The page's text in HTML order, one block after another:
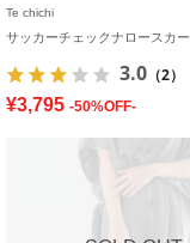
Te chichi
3.0 （2）
¥3,795 -50%OFF-